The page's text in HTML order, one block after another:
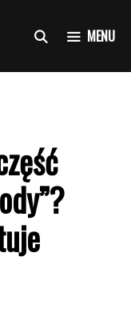
MENU